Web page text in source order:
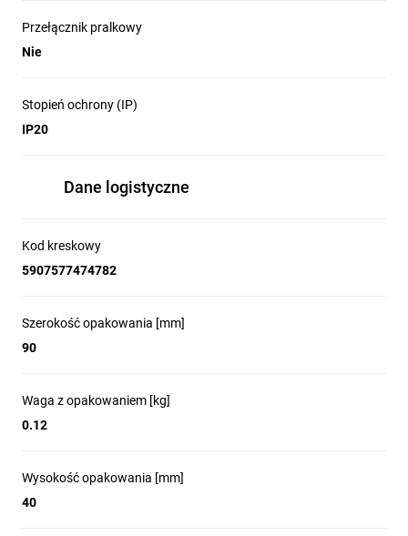
Przełącznik pralkowy
Nie
Stopień ochrony (IP)
IP20
Dane logistyczne
Kod kreskowy
5907577474782
Szerokość opakowania [mm]
90
Waga z opakowaniem [kg]
0.12
Wysokość opakowania [mm]
40